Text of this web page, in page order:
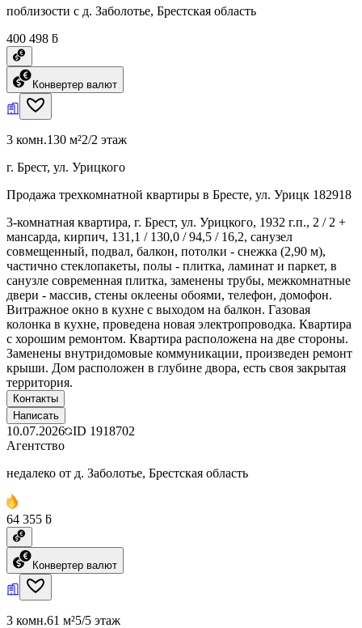
поблизости с д. Заболотье, Брестская область
400 498 ƃ
Конвертер валют
3 комн.130 м²2/2 этаж
г. Брест, ул. Урицкого
Продажа трехкомнатной квартиры в Бресте, ул. Урицк 182918
3-комнатная квартира, г. Брест, ул. Урицкого, 1932 г.п., 2 / 2 +
мансарда, кирпич, 131,1 / 130,0 / 94,5 / 16,2, санузел
совмещенный, подвал, балкон, потолки - снежка (2,90 м),
частично стеклопакеты, полы - плитка, ламинат и паркет, в
санузле современная плитка, заменены трубы, межкомнатные
двери - массив, стены оклеены обоями, телефон, домофон.
Витражное окно в кухне с выходом на балкон. Газовая
колонка в кухне, проведена новая электропроводка. Квартира
с хорошим ремонтом. Квартира расположена на две стороны.
Заменены внутридомовые коммуникации, произведен ремонт
крыши. Дом расположен в глубине двора, есть своя закрытая
территория.
Контакты
Написать
10.07.2026 ID 1918702
Агентство
недалеко от д. Заболотье, Брестская область
64 355 ƃ
Конвертер валют
3 комн.61 м²5/5 этаж